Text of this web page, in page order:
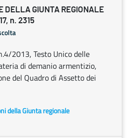
DELLA GIUNTA REGIONALE
n. 2315
2013, Testo Unico delle
di demanio armentizio,
del Quadro di Assetto dei
della Giunta regionale